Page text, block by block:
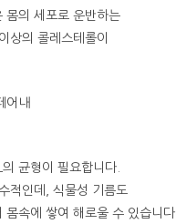
몸의 세포로 운반하는
상의 콜레스테롤이
어내
균형이 필요합니다.
적인데, 식물성 기름도
속에 쌓여 해로울 수 있습니다.